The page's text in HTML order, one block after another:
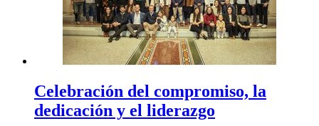
Celebración del compromiso, la
dedicación y el liderazgo